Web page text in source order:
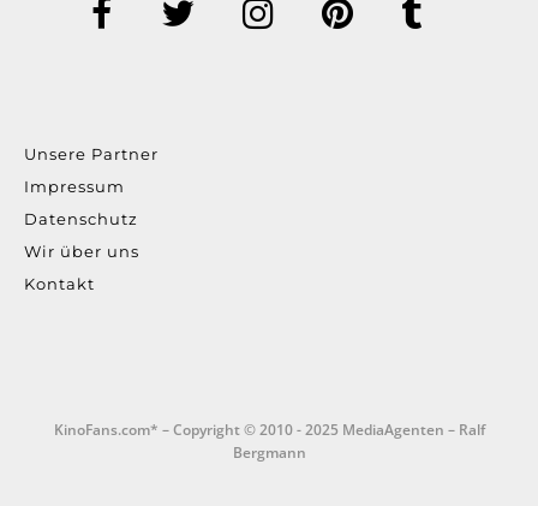
Unsere Partner
Impressum
Datenschutz
Wir über uns
Kontakt
KinoFans.com* – Copyright © 2010 - 2025 MediaAgenten – Ralf
Bergmann